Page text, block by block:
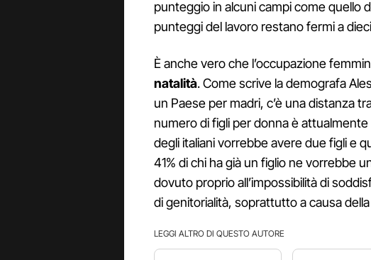
punteggio in alcuni campi come quello
punteggi del lavoro restano fermi a
È anche vero che l’occupazione
natalità. Come scrive la demografa
un Paese per madri, c’è una distanza
numero di figli per donna è
degli italiani vorrebbe avere due figli e
41% di chi ha già un figlio ne vorrebbe
dovuto proprio all’impossibilità di
di genitorialità, soprattutto a causa
LEGGI ALTRO DI QUESTO AUTORE